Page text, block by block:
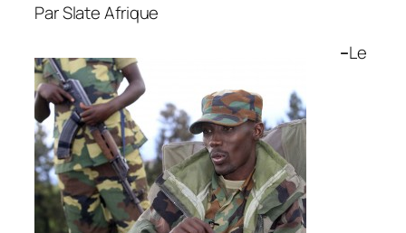
Par Slate Afrique
–Le